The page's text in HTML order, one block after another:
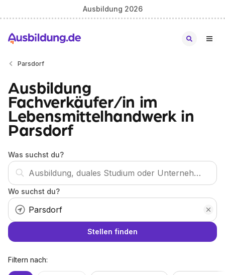
Ausbildung 2026
Parsdorf
Ausbildung
Fachverkäufer/in im
Lebensmittelhandwerk in
Parsdorf
Was suchst du?
Wo suchst du?
Stellen finden
Filtern nach: